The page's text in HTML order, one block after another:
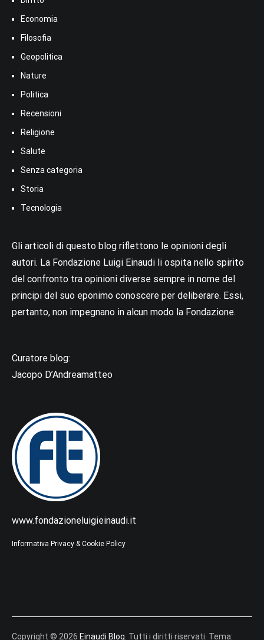
Economia
Filosofia
Geopolitica
Nature
Politica
Recensioni
Religione
Salute
Senza categoria
Storia
Tecnologia
Gli articoli di questo blog riflettono le opinioni degli
autori. La Fondazione Luigi Einaudi li ospita nello spirito
del confronto tra opinioni diverse sempre in nome del
principi del suo eponimo conoscere per deliberare. Essi,
pertanto, non impegnano in alcun modo la Fondazione.
Curatore blog:
Jacopo D’Andreamatteo
www.fondazioneluigieinaudi.it
Informativa Privacy & Cookie Policy
Copyright © 2026 Einaudi Blog. Tutti i diritti riservati. Tema: